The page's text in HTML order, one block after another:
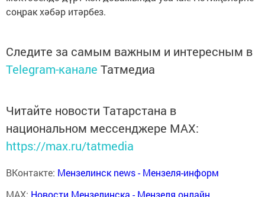
соңрак хәбәр итәрбез.
Следите за самым важным и интересным в
Telegram-канале Татмедиа
Читайте новости Татарстана в
национальном мессенджере MАХ:
https://max.ru/tatmedia
ВКонтакте: Мензелинск news - Мензеля-информ
MAX: Новости Мензелинска - Мензеля онлайн